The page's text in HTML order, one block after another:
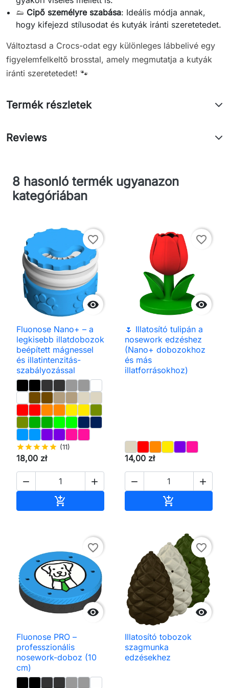
👟 Cipő személyre szabása: Ideális módja annak,
hogy kifejezd stílusodat és kutyák iránti szeretetedet.
Változtasd a Crocs-odat egy különleges lábbelivé egy
figyelemfelkeltő brosstal, amely megmutatja a kutyák
iránti szeretetedet! 🐾
Termék részletek
Reviews
8 hasonló termék ugyanazon
kategóriában

favorite_border
Fluonose Nano+ – a
legkisebb illatdobozok
beépített mágnessel
és illatintenzitás-
szabályozással
starstarstarstarstar (11)
18,00 zł
 


favorite_border
🌷 Illatosító tulipán a
nosework edzéshez
(Nano+ dobozokhoz
és más
illatforrásokhoz)
14,00 zł
 


favorite_border
Fluonose PRO –
professzionális
nosework-doboz (10
cm)

favorite_border
Illatosító tobozok
szagmunka
edzésekhez